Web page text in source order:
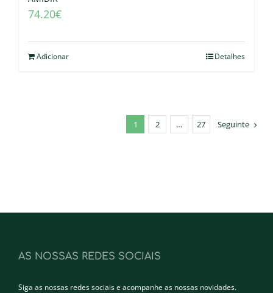
74.20€
Adicionar Detalhes
1 2 … 27 Seguinte
AS NOSSAS REDES SOCIAIS
Siga as nossas redes sociais e acompanhe as nossas novidades.